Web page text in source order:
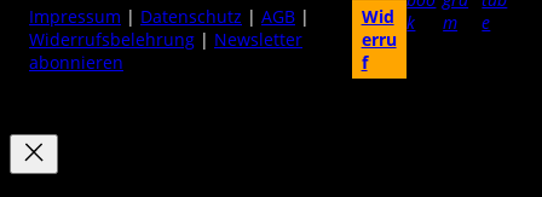
Impressum | Datenschutz | AGB |
Widerrufsbelehrung | Newsletter
abonnieren
Wid
erru
f
k
m
e